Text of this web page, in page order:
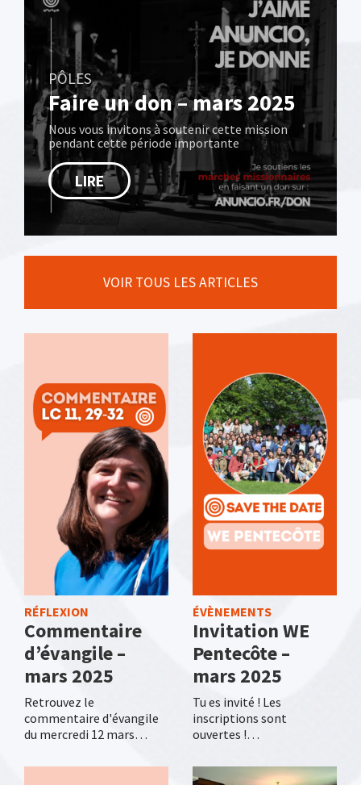
PÔLES
Faire un don – mars 2025
Nous vous invitons à soutenir cette mission
pendant cette période importante
LIRE
VOIR TOUS LES ARTICLES
RÉFLEXION
Commentaire
d’évangile –
mars 2025
Retrouvez le
commentaire d'évangile
du mercredi 12 mars…
ÉVÈNEMENTS
Invitation WE
Pentecôte –
mars 2025
Tu es invité ! Les
inscriptions sont
ouvertes !…